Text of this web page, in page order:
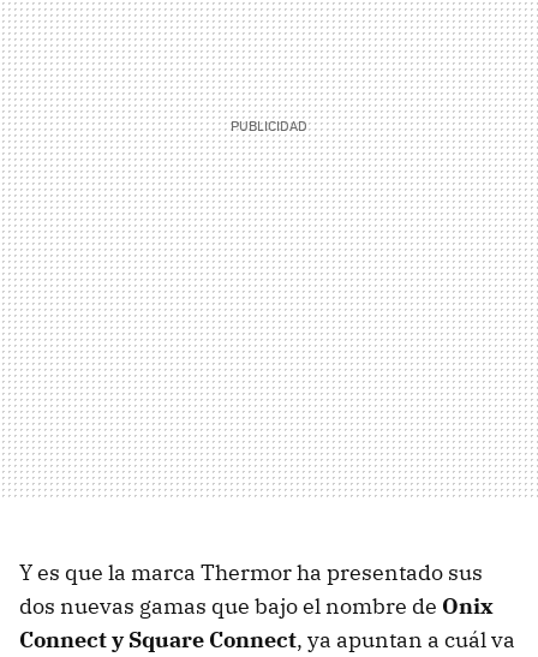
Y es que la marca Thermor ha presentado sus
dos nuevas gamas que bajo el nombre de ​Onix
Connect​ y ​Square Connect, ya apuntan a cuál va